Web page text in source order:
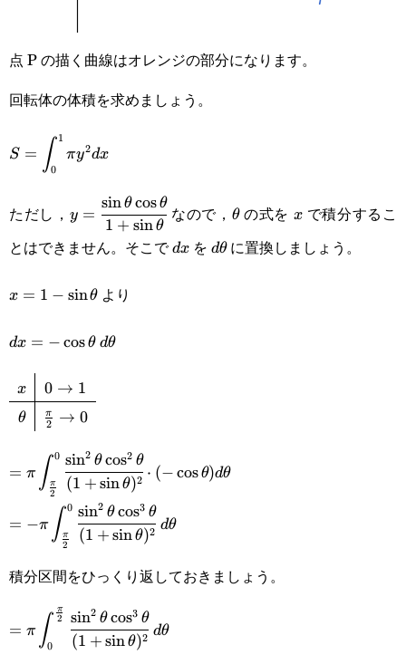
点 P の描く曲線はオレンジの部分になります。
回転体の体積を求めましょう。
\displaystyle
S=\int_0^1\pi
y^2dx
S = ∫0
1
πy2dx
ただし，
y=\cfrac{\sin\theta\cos\theta}
{1+\sin\theta}
y =
1 + sinθ
sinθ cosθ なので， \theta
θの式を xで積分するこ
とはできません。そこでdx
dx を d\theta
dθに置換しましょう。
x=1-
x = 1 − sinθより
dx=-
\cos\theta\space
d\theta
dx = −cosθ dθ
\def\arraystretch{1.5}\begin{array}
{c|c}x&0\rightarrow1\\\hline\theta&\frac{\pi}
{2}\rightarrow0\end{array}
x
θ
0 → 1
2
π → 0
\displaystyle=\pi\int_{\small{\frac{\pi}
{2}}}^0\cfrac{\sin^2\theta\cos^2\theta}
{(1+\sin\theta)^2}\cdot(-
= π ∫
2
π
0
(1 + sinθ)2
sin2 θ cos2 θ
⋅ (−cosθ)dθ
\displaystyle=-
\pi\int_{\small{\frac{\pi}
{2}}}^0\cfrac{\sin^2\theta\cos^3\theta}
{(1+\sin\theta)^2}\space d\theta
= −π ∫
2
π
0
(1 + sinθ)2
sin2 θ cos3 θ
dθ
積分区間をひっくり返しておきましょう。
\displaystyle=\pi\int_0^{\small{\frac{\pi}
{2}}}\cfrac{\sin^2\theta\cos^3\theta}
= π ∫0
2
π
(1 + sinθ)2
sin2 θ cos3 θ
dθ